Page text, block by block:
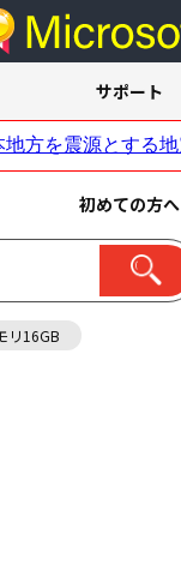
初めての方へ
リ16GB
サポート